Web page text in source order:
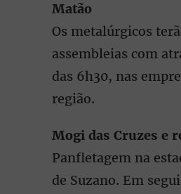
Matão
Os metalúrgicos
assembleias com
das 6h30, nas
região.
Mogi das Cruzes e
Panfletagem na
de Suzano. Em